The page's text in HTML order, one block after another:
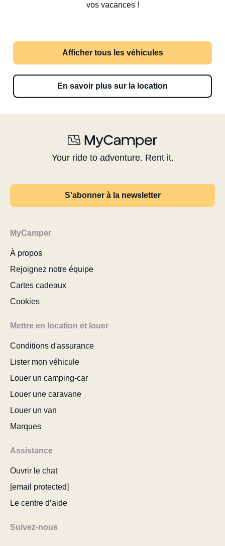
vos vacances !
Afficher tous les véhicules
En savoir plus sur la location
Your ride to adventure. Rent it.
S'abonner à la newsletter
MyCamper
À propos
Rejoignez notre équipe
Cartes cadeaux
Cookies
Mettre en location et louer
Conditions d'assurance
Lister mon véhicule
Louer un camping-car
Louer une caravane
Louer un van
Marques
Assistance
Ouvrir le chat
[email protected]
Le centre d’aide
Suivez-nous